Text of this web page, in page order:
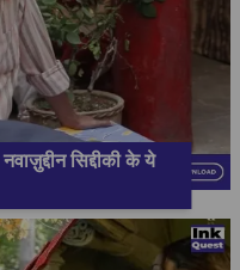
सिद्दीकी के ये